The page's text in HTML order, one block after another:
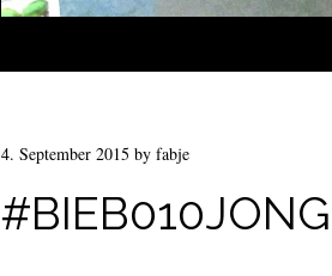
4. September 2015 by fabje
#BIEB010JONG